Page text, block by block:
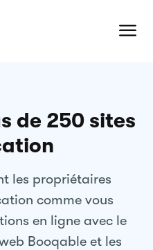
de 250 sites
les propriétaires
comme vous
en ligne avec le
Booqable et les